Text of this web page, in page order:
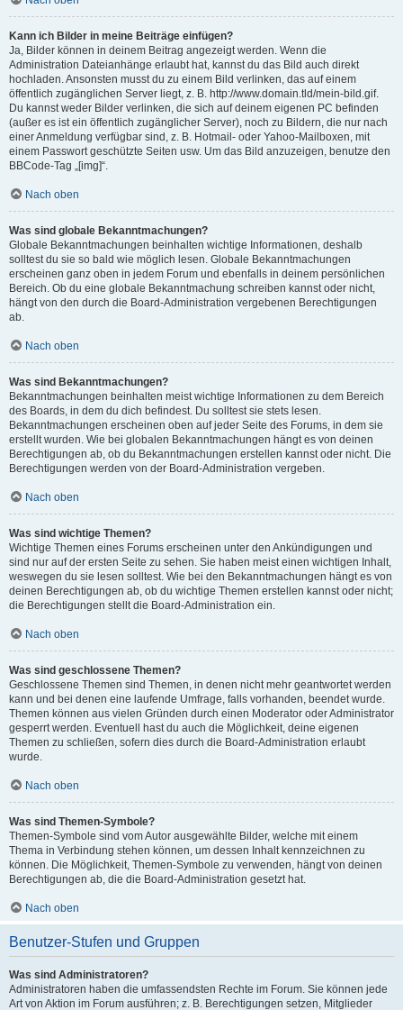
Kann ich Bilder in meine Beiträge einfügen?
Ja, Bilder können in deinem Beitrag angezeigt werden. Wenn die
Administration Dateianhänge erlaubt hat, kannst du das Bild auch direkt
hochladen. Ansonsten musst du zu einem Bild verlinken, das auf einem
öffentlich zugänglichen Server liegt, z. B. http://www.domain.tld/mein-bild.gif.
Du kannst weder Bilder verlinken, die sich auf deinem eigenen PC befinden
(außer es ist ein öffentlich zugänglicher Server), noch zu Bildern, die nur nach
einer Anmeldung verfügbar sind, z. B. Hotmail- oder Yahoo-Mailboxen, mit
einem Passwort geschützte Seiten usw. Um das Bild anzuzeigen, benutze den
BBCode-Tag „[img]“.
Nach oben
Was sind globale Bekanntmachungen?
Globale Bekanntmachungen beinhalten wichtige Informationen, deshalb
solltest du sie so bald wie möglich lesen. Globale Bekanntmachungen
erscheinen ganz oben in jedem Forum und ebenfalls in deinem persönlichen
Bereich. Ob du eine globale Bekanntmachung schreiben kannst oder nicht,
hängt von den durch die Board-Administration vergebenen Berechtigungen
ab.
Nach oben
Was sind Bekanntmachungen?
Bekanntmachungen beinhalten meist wichtige Informationen zu dem Bereich
des Boards, in dem du dich befindest. Du solltest sie stets lesen.
Bekanntmachungen erscheinen oben auf jeder Seite des Forums, in dem sie
erstellt wurden. Wie bei globalen Bekanntmachungen hängt es von deinen
Berechtigungen ab, ob du Bekanntmachungen erstellen kannst oder nicht. Die
Berechtigungen werden von der Board-Administration vergeben.
Nach oben
Was sind wichtige Themen?
Wichtige Themen eines Forums erscheinen unter den Ankündigungen und
sind nur auf der ersten Seite zu sehen. Sie haben meist einen wichtigen Inhalt,
weswegen du sie lesen solltest. Wie bei den Bekanntmachungen hängt es von
deinen Berechtigungen ab, ob du wichtige Themen erstellen kannst oder nicht;
die Berechtigungen stellt die Board-Administration ein.
Nach oben
Was sind geschlossene Themen?
Geschlossene Themen sind Themen, in denen nicht mehr geantwortet werden
kann und bei denen eine laufende Umfrage, falls vorhanden, beendet wurde.
Themen können aus vielen Gründen durch einen Moderator oder Administrator
gesperrt werden. Eventuell hast du auch die Möglichkeit, deine eigenen
Themen zu schließen, sofern dies durch die Board-Administration erlaubt
wurde.
Nach oben
Was sind Themen-Symbole?
Themen-Symbole sind vom Autor ausgewählte Bilder, welche mit einem
Thema in Verbindung stehen können, um dessen Inhalt kennzeichnen zu
können. Die Möglichkeit, Themen-Symbole zu verwenden, hängt von deinen
Berechtigungen ab, die die Board-Administration gesetzt hat.
Nach oben
Benutzer-Stufen und Gruppen
Was sind Administratoren?
Administratoren haben die umfassendsten Rechte im Forum. Sie können jede
Art von Aktion im Forum ausführen; z. B. Berechtigungen setzen, Mitglieder